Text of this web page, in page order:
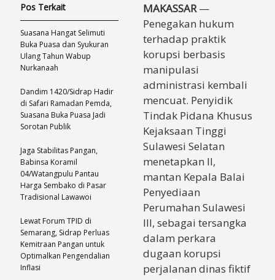
MAKASSAR—
Penegakan hukum
terhadap praktik
korupsi berbasis
manipulasi
administrasi kembali
mencuat. Penyidik
Tindak Pidana Khusus
Kejaksaan Tinggi
Sulawesi Selatan
menetapkan II,
mantan Kepala Balai
Penyediaan
Perumahan Sulawesi
III, sebagai tersangka
dalam perkara
dugaan korupsi
perjalanan dinas fiktif
Pos Terkait
Suasana Hangat Selimuti
Buka Puasa dan Syukuran
Ulang Tahun Wabup
Nurkanaah
Dandim 1420/Sidrap Hadir
di Safari Ramadan Pemda,
Suasana Buka Puasa Jadi
Sorotan Publik
Jaga Stabilitas Pangan,
Babinsa Koramil
04/Watangpulu Pantau
Harga Sembako di Pasar
Tradisional Lawawoi
Lewat Forum TPID di
Semarang, Sidrap Perluas
Kemitraan Pangan untuk
Optimalkan Pengendalian
Inflasi